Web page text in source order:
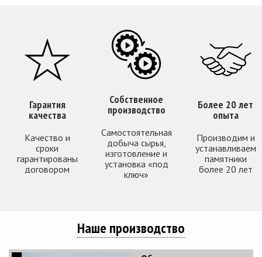
Гарантия
качества
Качество и
сроки
гарантированы
договором
Собственное
производство
Самостоятельная
добыча сырья,
изготовление и
установка «под
ключ»
Более 20 лет
опыта
Производим и
устанавливаем
памятники
более 20 лет
Наше производство